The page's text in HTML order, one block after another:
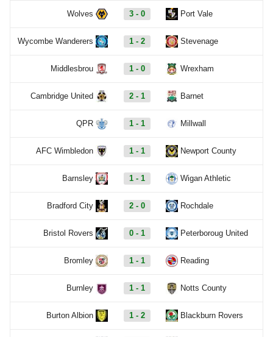
Wolves 3 - 0 Port Vale
Wycombe Wanderers 1 - 2 Stevenage
Middlesbrou 1 - 0 Wrexham
Cambridge United 2 - 1 Barnet
QPR 1 - 1 Millwall
AFC Wimbledon 1 - 1 Newport County
Barnsley 1 - 1 Wigan Athletic
Bradford City 2 - 0 Rochdale
Bristol Rovers 0 - 1 Peterboroug United
Bromley 1 - 1 Reading
Burnley 1 - 1 Notts County
Burton Albion 1 - 2 Blackburn Rovers